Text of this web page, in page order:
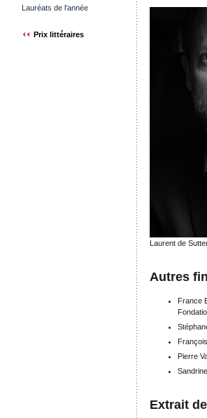
Lauréats de l'année
Prix littéraires
Laurent de
Autres
France
Pierre
Extrait